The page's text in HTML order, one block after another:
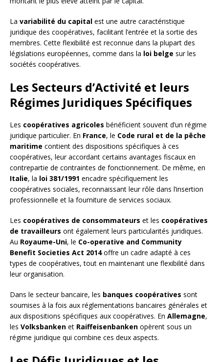
La variabilité du capital est une autre caractéristique
juridique des coopératives, facilitant l’entrée et la sortie des
membres. Cette flexibilité est reconnue dans la plupart des
législations européennes, comme dans la loi belge sur les
sociétés coopératives.
Les Secteurs d’Activité et leurs
Régimes Juridiques Spécifiques
Les coopératives agricoles bénéficient souvent d’un régime
juridique particulier. En France, le Code rural et de la pêche
maritime contient des dispositions spécifiques à ces
coopératives, leur accordant certains avantages fiscaux en
contrepartie de contraintes de fonctionnement. De même, en
Italie, la loi 381/1991 encadre spécifiquement les
coopératives sociales, reconnaissant leur rôle dans l’insertion
professionnelle et la fourniture de services sociaux.
Les coopératives de consommateurs et les coopératives
de travailleurs ont également leurs particularités juridiques.
Au Royaume-Uni, le Co-operative and Community
Benefit Societies Act 2014offre un cadre adapté à ces
types de coopératives, tout en maintenant une flexibilité dans
leur organisation.
Dans le secteur bancaire, les banques coopératives sont
soumises à la fois aux réglementations bancaires générales et
aux dispositions spécifiques aux coopératives. En Allemagne,
les Volksbanken et Raiffeisenbanken opèrent sous un
régime juridique qui combine ces deux aspects.